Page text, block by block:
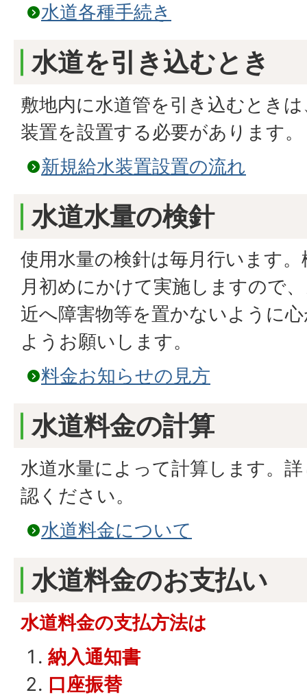
水道各種手続き
水道を引き込むとき
敷地内に水道管を引き込むとき
装置を設置する必要があります。
新規給水装置設置の流れ
水道水量の検針
使用水量の検針は毎月行います
月初めにかけて実施しますので
近へ障害物等を置かないように
ようお願いします。
料金お知らせの見方
水道料金の計算
水道水量によって計算します。
認ください。
水道料金について
水道料金のお支払い
水道料金の支払方法は
納入通知書
口座振替